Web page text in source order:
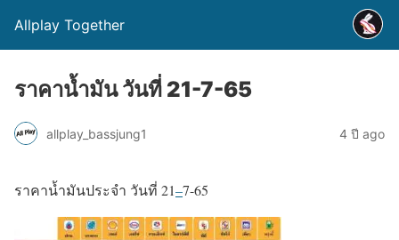
Allplay Together
ราคาน้ำมัน วันที่ 21-7-65
allplay_bassjung1 4 ปี ago
ราคาน้ำมันประจำ วันที่ 21–7-65